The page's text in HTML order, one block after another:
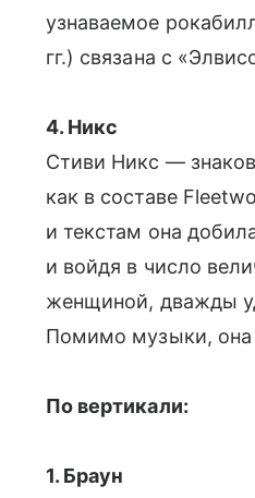
узнаваемое
гг.) связана с
4. Никс
Стиви Никс —
как в составе
и текстам она
и войдя в число
женщиной, дважды
Помимо музыки, она
По вертикали:
1. Браун